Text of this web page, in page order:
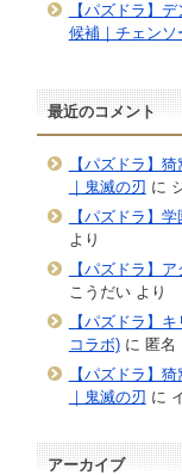
【パズドラ】
候補｜チェンソ
最近のコメント
【パズドラ】
｜鬼滅の刃 に
【パズドラ】
より
【パズドラ】
こうだいより
【パズドラ】
コラボ)に 匿名
【パズドラ】
｜鬼滅の刃 に
アーカイブ